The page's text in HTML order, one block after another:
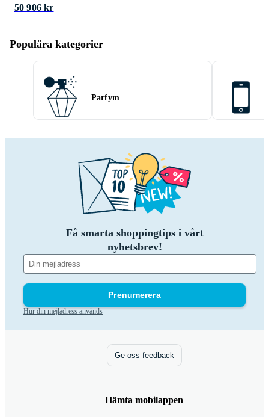
50 906 kr
Populära kategorier
Parfym
Få smarta shoppingtips i vårt
nyhetsbrev!
Prenumerera
Hur din mejladress används
Ge oss feedback
Hämta mobilappen